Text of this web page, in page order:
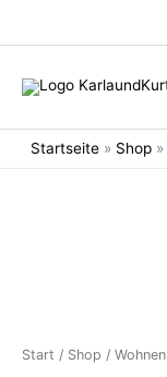
Startseite » Shop »
Start / Shop / Wohnen